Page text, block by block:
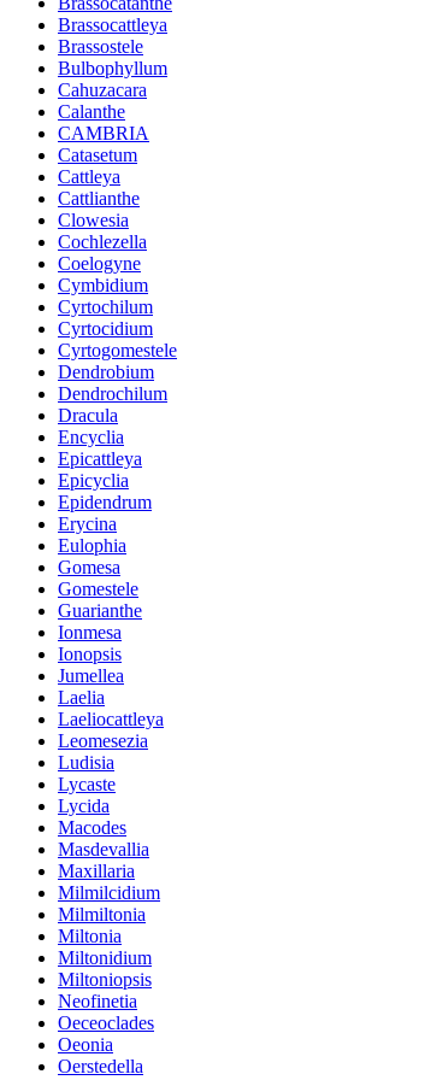
Brassocattleya
Brassostele
Bulbophyllum
Cahuzacara
Calanthe
CAMBRIA
Catasetum
Cattleya
Cattlianthe
Clowesia
Cochlezella
Coelogyne
Cymbidium
Cyrtochilum
Cyrtocidium
Cyrtogomestele
Dendrobium
Dendrochilum
Dracula
Encyclia
Epicattleya
Epicyclia
Epidendrum
Erycina
Eulophia
Gomesa
Gomestele
Guarianthe
Ionmesa
Ionopsis
Jumellea
Laelia
Laeliocattleya
Leomesezia
Ludisia
Lycaste
Lycida
Macodes
Masdevallia
Maxillaria
Milmilcidium
Milmiltonia
Miltonia
Miltonidium
Miltoniopsis
Neofinetia
Oeceoclades
Oeonia
Oerstedella